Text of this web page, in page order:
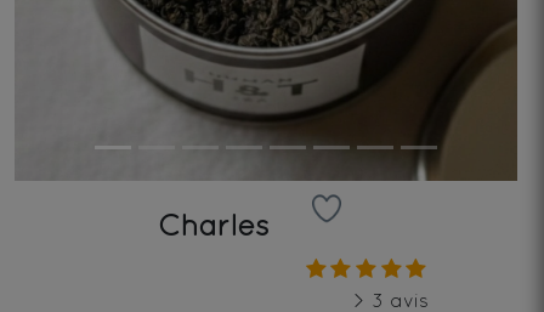
Charles
> 3 avis